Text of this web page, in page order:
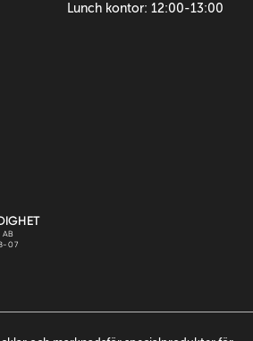
Lunch kontor: 12:00-13:00